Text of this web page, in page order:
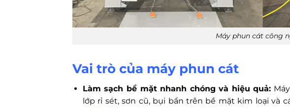
Máy phun cát công
Vai trò của máy phun cát
Làm sạch bề mặt nhanh chóng và hiệu quả:
lớp rỉ sét, sơn cũ, bụi bẩn trên bề mặt kim loại và